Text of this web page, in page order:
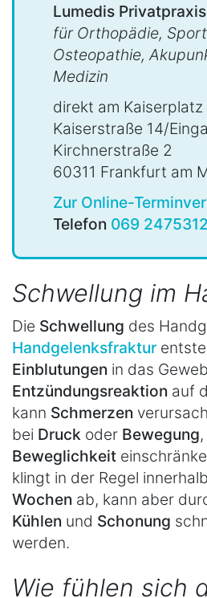
Lumedis Privatpraxis
für Orthopädie,
Osteopathie,
Medizin
direkt am Kaiserplatz
Kaiserstraße 14/
Kirchnerstraße 2
60311 Frankfurt am
Zur Online-
Telefon 069
Schwellung im
Die Schwellung des
Handgelenksfraktur
Einblutungen in das
Entzündungsreaktion auf
kann Schmerzen
bei Druck oder Bewegung
Beweglichkeit
klingt in der Regel
Wochen ab, kann aber
Kühlen und Schonung
werden.
Wie fühlen sich